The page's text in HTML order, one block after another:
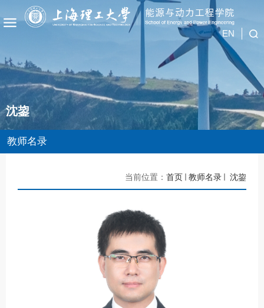
EN
沈鋆
教师名录
当前位置： 首页 教师名录 沈鋆